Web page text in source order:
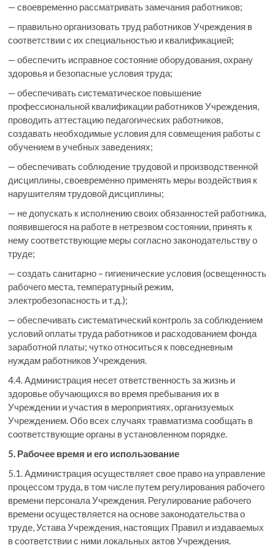
— своевременно рассматривать замечания работников;
— правильно организовать труд работников Учреждения в
соответствии с их специальностью и квалификацией;
— обеспечить исправное состояние оборудования, охрану
здоровья и безопасные условия труда;
— обеспечивать систематическое повышение
профессиональной квалификации работников Учреждения,
проводить аттестацию педагогических работников,
создавать необходимые условия для совмещения работы с
обучением в учебных заведениях;
— обеспечивать соблюдение трудовой и производственной
дисциплины, своевременно применять меры воздействия к
нарушителям трудовой дисциплины;
— не допускать к исполнению своих обязанностей работника,
появившегося на работе в нетрезвом состоянии, принять к
нему соответствующие меры согласно законодательству о
труде;
— создать санитарно – гигиенические условия (освещенность
рабочего места, температурный режим,
электробезопасность и т.д.);
— обеспечивать систематический контроль за соблюдением
условий оплаты труда работников и расходованием фонда
заработной платы; чутко относиться к повседневным
нуждам работников Учреждения.
4.4. Администрация несет ответственность за жизнь и
здоровье обучающихся во время пребывания их в
Учреждении и участия в мероприятиях, организуемых
Учреждением. Обо всех случаях травматизма сообщать в
соответствующие органы в установленном порядке.
5. Рабочее время и его использование
5.1. Администрация осуществляет свое право на управление
процессом труда, в том числе путем регулирования рабочего
времени персонала Учреждения. Регулирование рабочего
времени осуществляется на основе законодательства о
труде, Устава Учреждения, настоящих Правил и издаваемых
в соответствии с ними локальных актов Учреждения.